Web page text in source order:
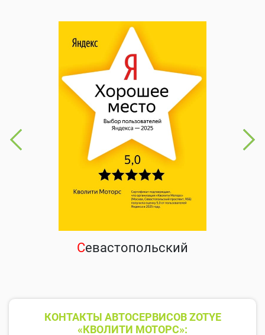
Севастопольский
КОНТАКТЫ АВТОСЕРВИСОВ ZOTYE
«КВОЛИТИ МОТОРС»: